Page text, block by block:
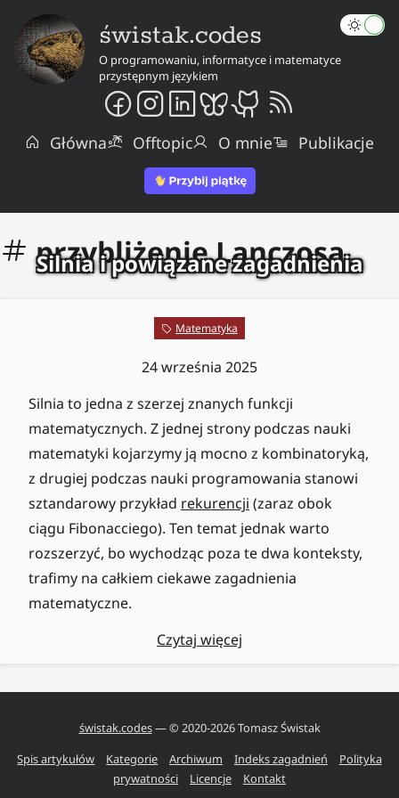
świstak.codes
O programowaniu, informatyce i matematyce
przystępnym językiem
Główna Offtopic O mnie Publikacje
przybliżenie Lanczosa
Silnia i powiązane zagadnienia
Matematyka
24 września 2025
Silnia to jedna z szerzej znanych funkcji
matematycznych. Z jednej strony podczas nauki
matematyki kojarzymy ją mocno z kombinatoryką,
z drugiej podczas nauki programowania stanowi
sztandarowy przykład rekurencji (zaraz obok
ciągu Fibonacciego). Ten temat jednak warto
rozszerzyć, bo wychodząc poza te dwa konteksty,
trafimy na całkiem ciekawe zagadnienia
matematyczne.
Czytaj więcej
świstak.codes— © 2020-2026Tomasz Świstak
Spis artykułów
Kategorie Archiwum Indeks zagadnień
Polityka
prywatności
Licencje Kontakt